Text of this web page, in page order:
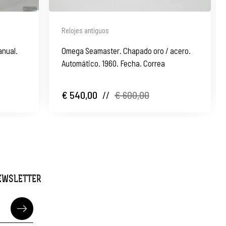
Relojes antiguos
Omega Seamaster. Chapado oro / acero.
Automático. 1960. Fecha. Correa
€ 540,00 // € 600,00